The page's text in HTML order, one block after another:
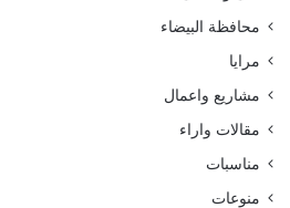
محافظة البيضاء
مرايا
مشاريع واعمال
مقالات واراء
مناسبات
منوعات